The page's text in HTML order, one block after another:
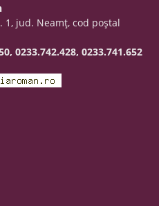
1, jud. Neamţ, cod poştal
0233.742.428, 0233.741.652